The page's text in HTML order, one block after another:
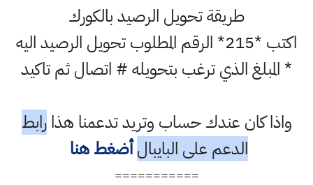
طريقة تحويل الرصيد بالكورك
اكتب *215* الرقم المطلوب تحويل الرصيد اليه
* المبلغ الذي ترغب بتحويله # اتصال ثم تاكيد
واذا كان عندك حساب وتريد تدعمنا هذارابط
الدعم على البايبال أضغط هنا
===========